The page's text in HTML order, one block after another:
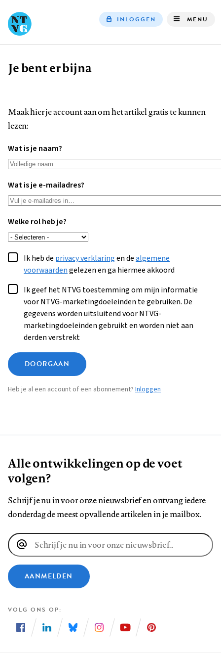
INLOGGEN MENU
Kruimelpad
Je bent er bijna
Maak hier je account aan om het artikel gratis te kunnen
lezen:
Wat is je naam?
Wat is je e-mailadres?
Welke rol heb je?
Ik heb de privacy verklaringen dealgemene
voorwaardengelezen en ga hiermee akkoord
Ik geef het NTVG toestemming om mijn informatie
voor NTVG-marketingdoeleinden te gebruiken. De
gegevens worden uitsluitend voor NTVG-
marketingdoeleinden gebruikt en worden niet aan
derden verstrekt
DOORGAAN
Heb je al een account of een abonnement? Inloggen
Alle ontwikkelingen op de voet
volgen?
Schrijf je nu in voor onze nieuwsbrief en ontvang iedere
donderdag de meest opvallende artikelen in je mailbox.
E-
mailadres
AANMELDEN
VOLG ONS OP
ons
ons
ons
ons
ons
ons